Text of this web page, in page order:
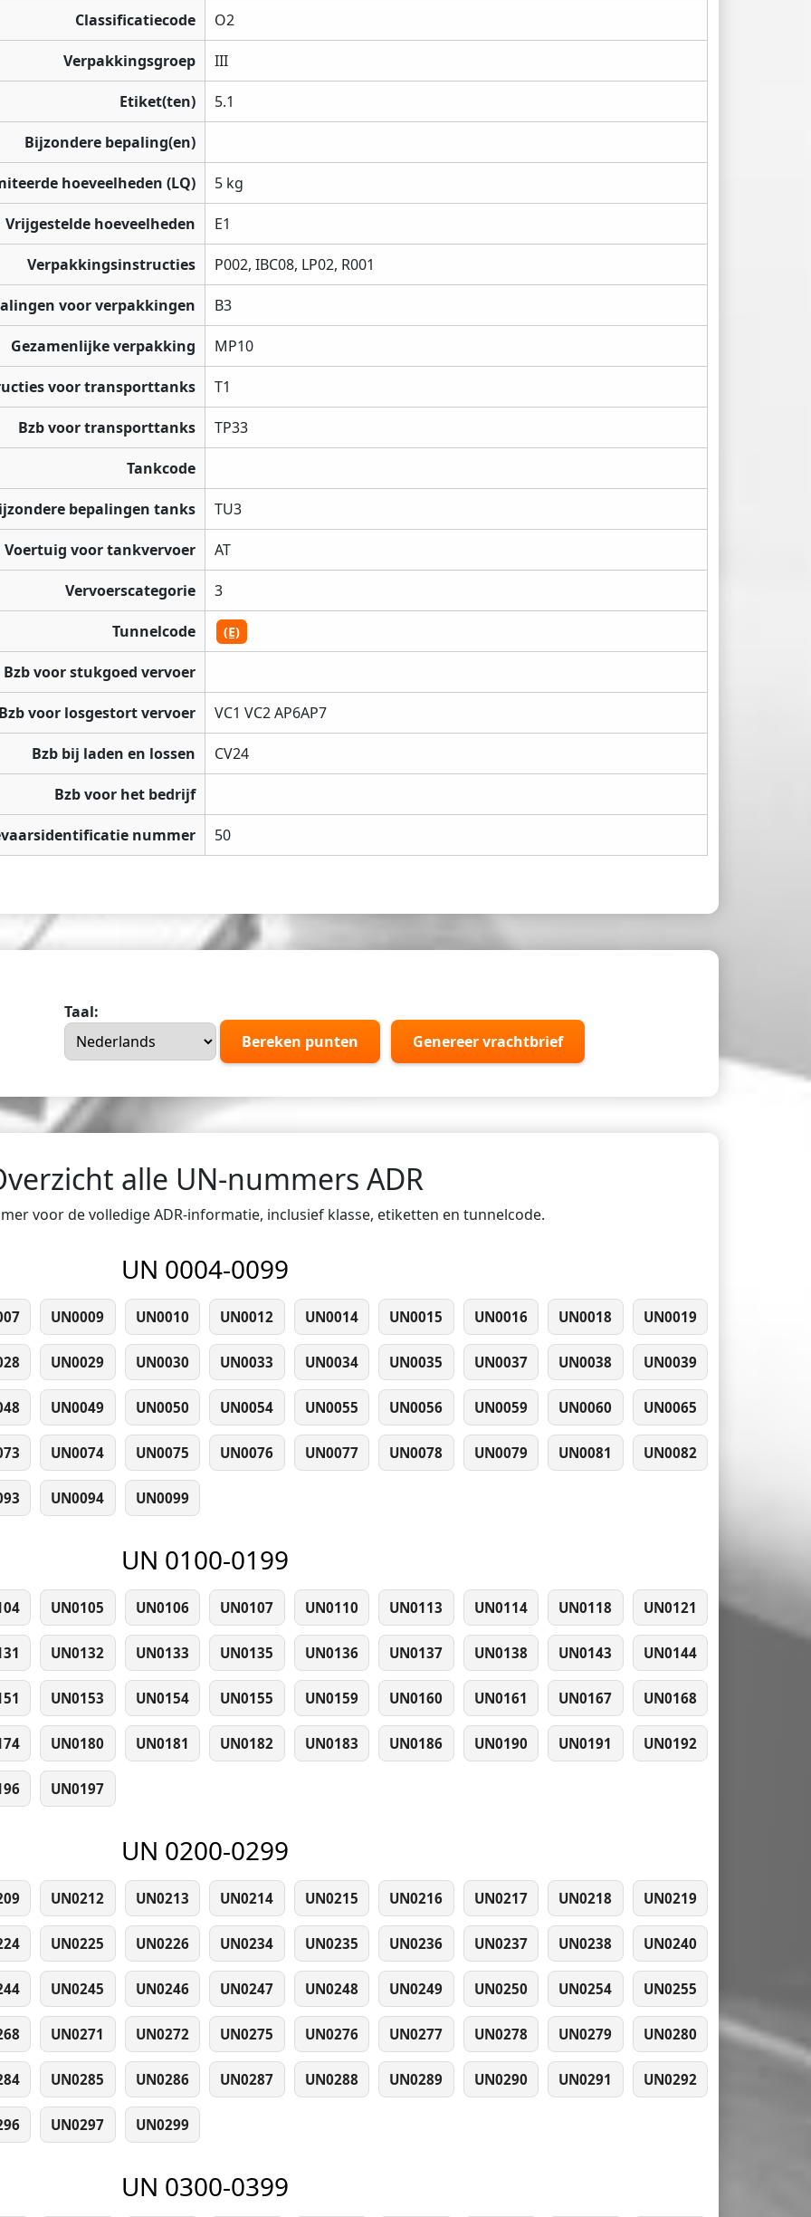
Classificatiecode O2
Verpakkingsgroep III
Etiket(ten) 5.1
Bijzondere bepaling(en)
hoeveelheden (LQ) 5 kg
Vrijgestelde hoeveelheden E1
Verpakkingsinstructies P002, IBC08, LP02, R001
voor verpakkingen B3
Gezamenlijke verpakking MP10
voor transporttanks T1
Bzb voor transporttanks TP33
Tankcode
bepalingen tanks TU3
Voertuig voor tankvervoer AT
Vervoerscategorie 3
Tunnelcode (E)
Bzb voor stukgoed vervoer
voor losgestort vervoer VC1 VC2 AP6AP7
Bzb bij laden en lossen CV24
Bzb voor het bedrijf
nummer 50
Taal:
Bereken punten
Genereer vrachtbrief
alle UN-nummers ADR
voor de volledige ADR-informatie, inclusief klasse, etiketten en tunnelcode.
UN 0004-0099
UN0009 UN0010 UN0012 UN0014 UN0015 UN0016 UN0018 UN0019
UN0029 UN0030 UN0033 UN0034 UN0035 UN0037 UN0038 UN0039
UN0049 UN0050 UN0054 UN0055 UN0056 UN0059 UN0060 UN0065
UN0074 UN0075 UN0076 UN0077 UN0078 UN0079 UN0081 UN0082
UN0094 UN0099
UN 0100-0199
UN0105 UN0106 UN0107 UN0110 UN0113 UN0114 UN0118 UN0121
UN0132 UN0133 UN0135 UN0136 UN0137 UN0138 UN0143 UN0144
UN0153 UN0154 UN0155 UN0159 UN0160 UN0161 UN0167 UN0168
UN0180 UN0181 UN0182 UN0183 UN0186 UN0190 UN0191 UN0192
UN0197
UN 0200-0299
UN0212 UN0213 UN0214 UN0215 UN0216 UN0217 UN0218 UN0219
UN0225 UN0226 UN0234 UN0235 UN0236 UN0237 UN0238 UN0240
UN0245 UN0246 UN0247 UN0248 UN0249 UN0250 UN0254 UN0255
UN0271 UN0272 UN0275 UN0276 UN0277 UN0278 UN0279 UN0280
UN0285 UN0286 UN0287 UN0288 UN0289 UN0290 UN0291 UN0292
UN0297 UN0299
UN 0300-0399